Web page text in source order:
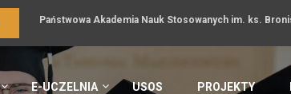
Państwowa Akademia Nauk Stosowanych im. ks.
E-UCZELNIA USOS PROJEKTY